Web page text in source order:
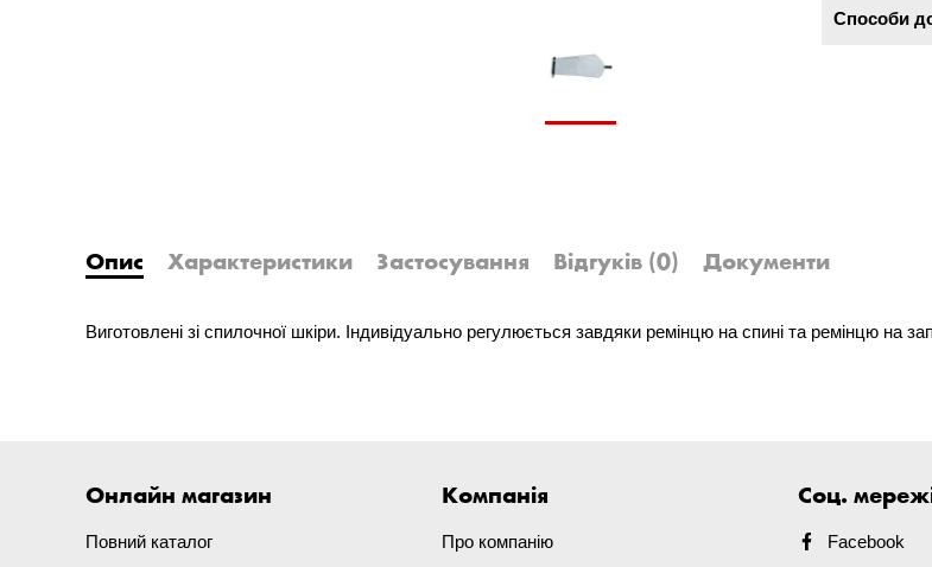
Способи
Опис Характеристики Застосування Відгуків (0) Документи
Виготовлені зі спилочної шкіри. Індивідуально регулюється завдяки ремінцю на спині та ремінцю на
Онлайн магазин
Повний каталог
Компанія
Про компанію
Соц.
Facebook